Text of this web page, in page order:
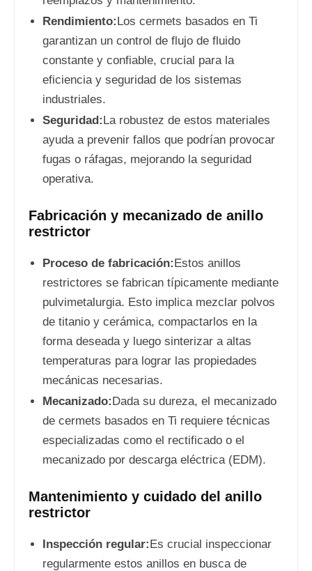
Rendimiento:Los cermets basados en Ti
garantizan un control de flujo de fluido
constante y confiable, crucial para la
eficiencia y seguridad de los sistemas
industriales.
Seguridad:La robustez de estos materiales
ayuda a prevenir fallos que podrían provocar
fugas o ráfagas, mejorando la seguridad
operativa.
Fabricación y mecanizado de anillo
restrictor
Proceso de fabricación:Estos anillos
restrictores se fabrican típicamente mediante
pulvimetalurgia. Esto implica mezclar polvos
de titanio y cerámica, compactarlos en la
forma deseada y luego sinterizar a altas
temperaturas para lograr las propiedades
mecánicas necesarias.
Mecanizado:Dada su dureza, el mecanizado
de cermets basados en Ti requiere técnicas
especializadas como el rectificado o el
mecanizado por descarga eléctrica (EDM).
Mantenimiento y cuidado del anillo
restrictor
Inspección regular:Es crucial inspeccionar
regularmente estos anillos en busca de